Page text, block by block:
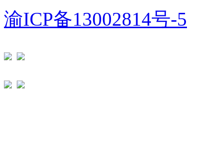
渝ICP备13002814号-5